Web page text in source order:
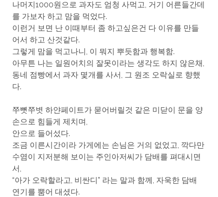
나머지1000원으로 과자도 엄청 사먹고, 거기 어른들간데
를 가보자 하고 맘을 먹었다.
이런거 보면 난 이때부터 좀 하고싶은건 다 이유를 만들
어서 하고 산것같다.
그렇게 맘을 먹고나니, 이 뭐지 뿌듯함과 행복함.
아무튼 나는 일원어치의 잘못이라는 생각도 하지 않은채,
동네 점빵에서 과자 몇개를 사서, 그 원조 오락실로 향했
다.
쭈뼛쭈볏 하얀페이트가 묻어버릴것 같은 미닫이 문을 양
손으로 힘들게 제치며,
안으로 들어섰다.
조금 이른시간이라 가게에는 손님은 거의 없었고, 깍다만
수염이 지저분해 보이는 주인아저씨가 담배를 펴대시면
서,
“아가 오락할라고, 비싼디” 라는 말과 함께, 자욱한 담배
연기를 뿜어 대셨다.